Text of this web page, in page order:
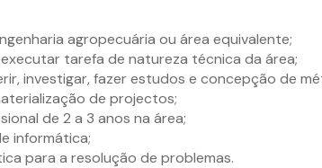
agropecuária ou área equivalente;
tarefa de natureza técnica da área;
investigar, fazer estudos e concepção de
de projectos;
de 2 a 3 anos na área;
informática;
para a resolução de problemas.